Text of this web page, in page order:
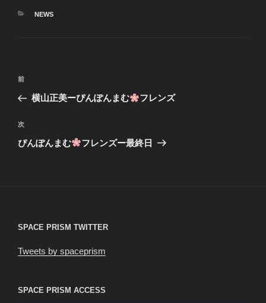
カ
NEWS
投
ナ
ビ
ゲ
前
の
稿
前
横山正美ーぴんぽんまむ フレンズ
次
の
次
ぴんぽんまむ フレンズー最終日
SPACE PRISM TWITTER
Tweets by spaceprism
SPACE PRISM ACCESS